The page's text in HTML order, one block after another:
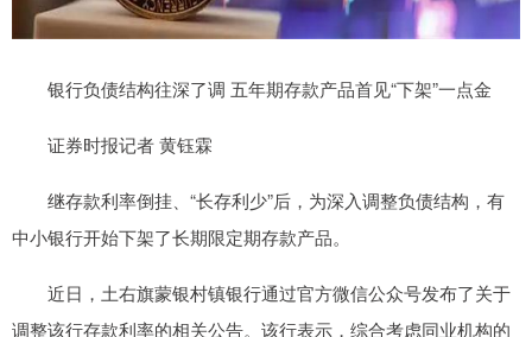
银行负债结构往深了调 五年期存款产品首见“下架”一点金
证券时报记者 黄钰霖
继存款利率倒挂、“长存利少”后，为深入调整负债结构，有
中小银行开始下架了长期限定期存款产品。
近日，土右旗蒙银村镇银行通过官方微信公众号发布了关于
调整该行存款利率的相关公告。该行表示，综合考虑同业机构的